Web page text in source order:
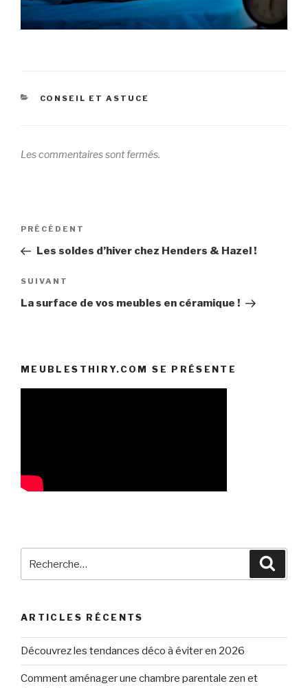
CATÉGORIES
CONSEIL ET ASTUCE
Les commentaires sont fermés.
Navigation
l’article
Article
précédent
PRÉCÉDENT
Les soldes d’hiver chez Henders & Hazel !
Article
suivant
SUIVANT
La surface de vos meubles en céramique !
MEUBLESTHIRY.COM SE PRÉSENTE
ARTICLES RÉCENTS
Découvrez les tendances déco à éviter en 2026
Comment aménager une chambre parentale zen et